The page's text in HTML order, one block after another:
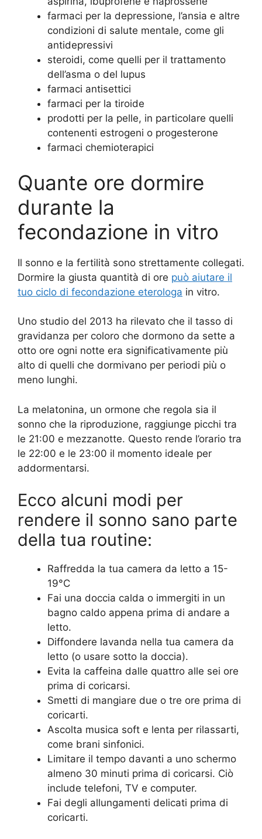
farmaci per la depressione, l’ansia e altre
condizioni di salute mentale, come gli
antidepressivi
steroidi, come quelli per il trattamento
dell’asma o del lupus
farmaci antisettici
farmaci per la tiroide
prodotti per la pelle, in particolare quelli
contenenti estrogeni o progesterone
farmaci chemioterapici
Quante ore dormire
durante la
fecondazione in vitro
Il sonno e la fertilità sono strettamente collegati.
Dormire la giusta quantità di ore può aiutare il
tuo ciclo di fecondazione eterologa in vitro.
Uno studio del 2013 ha rilevato che il tasso di
gravidanza per coloro che dormono da sette a
otto ore ogni notte era significativamente più
alto di quelli che dormivano per periodi più o
meno lunghi.
La melatonina, un ormone che regola sia il
sonno che la riproduzione, raggiunge picchi tra
le 21:00 e mezzanotte. Questo rende l’orario tra
le 22:00 e le 23:00 il momento ideale per
addormentarsi.
Ecco alcuni modi per
rendere il sonno sano parte
della tua routine:
Raffredda la tua camera da letto a 15-
19°C
Fai una doccia calda o immergiti in un
bagno caldo appena prima di andare a
letto.
Diffondere lavanda nella tua camera da
letto (o usare sotto la doccia).
Evita la caffeina dalle quattro alle sei ore
prima di coricarsi.
Smetti di mangiare due o tre ore prima di
coricarti.
Ascolta musica soft e lenta per rilassarti,
come brani sinfonici.
Limitare il tempo davanti a uno schermo
almeno 30 minuti prima di coricarsi. Ciò
include telefoni, TV e computer.
Fai degli allungamenti delicati prima di
coricarti.